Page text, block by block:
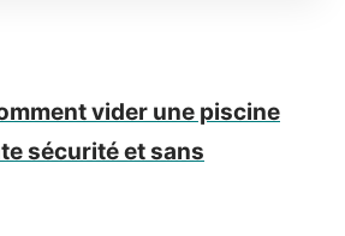
vider une piscine
sécurité et sans